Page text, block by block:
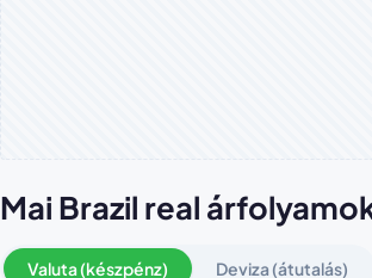
Mai Brazil real
Valuta (készpénz) Deviza (átutalás)